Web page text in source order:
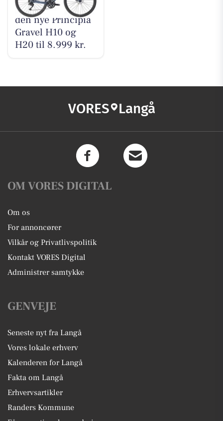
Bike Repair viser
den nye Principia
Gravel H10 og
H20 til 8.999 kr.
VORES Langå
OM VORES DIGITAL
Om os
For annoncører
Vilkår og Privatlivspolitik
Kontakt VORES Digital
Administrer samtykke
GENVEJE
Seneste nyt fra Langå
Vores lokale erhverv
Kalenderen for Langå
Fakta om Langå
Erhvervsartikler
Randers Kommune